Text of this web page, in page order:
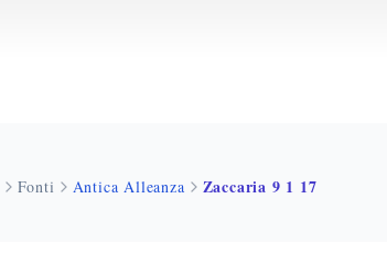
Fonti Antica Alleanza Zaccaria 9 1 17